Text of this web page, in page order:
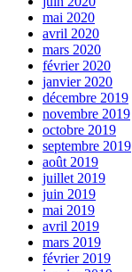
mai 2020
avril 2020
mars 2020
février 2020
janvier 2020
décembre 2019
novembre 2019
octobre 2019
septembre 2019
août 2019
juillet 2019
juin 2019
mai 2019
avril 2019
mars 2019
février 2019